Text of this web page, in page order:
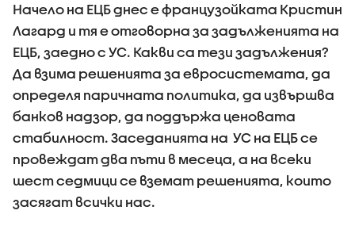
Начело на ЕЦБ днес е французойката Кристин
Лагард и тя е отговорна за задълженията на
ЕЦБ, заедно с УС. Какви са тези задължения?
Да взима решенията за евросистемата, да
определя паричната политика, да извършва
банков надзор, да поддържа ценовата
стабилност. Заседанията на УС на ЕЦБ се
провеждат два пъти в месеца, а на всеки
шест седмици се вземат решенията, които
засягат всички нас.